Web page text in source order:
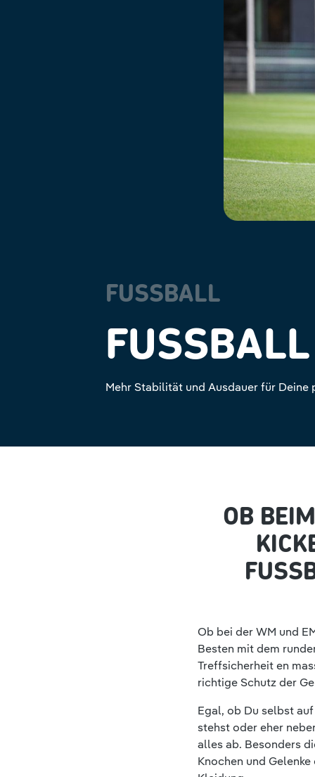
FUSSBALL
FUSSBALL
Mehr Stabilität und Ausdauer für
OB
Ob bei der WM und
Besten mit dem
Treffsicherheit en
richtige Schutz der
Egal, ob Du selbst
stehst oder eher
alles ab. Besonders
Knochen und